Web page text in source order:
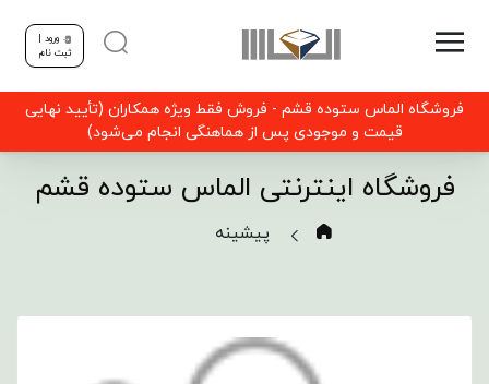
ورود |
ثبت نام
فروشگاه الماس ستوده قشم - فروش فقط ویژه همکاران (تأیید نهایی
قیمت و موجودی پس از هماهنگی انجام می‌شود)
فروشگاه اینترنتی الماس ستوده قشم
پیشینه